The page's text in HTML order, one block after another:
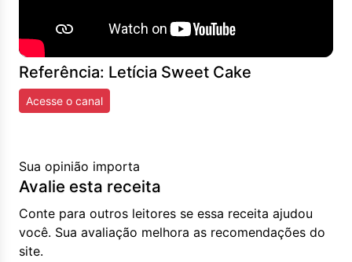
Referência: Letícia Sweet Cake
Acesse o canal
Sua opinião importa
Avalie esta receita
Conte para outros leitores se essa receita ajudou
você. Sua avaliação melhora as recomendações do
site.